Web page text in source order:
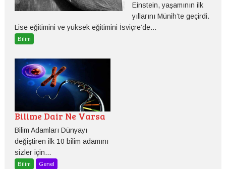
Einstein, yaşamının ilk
yıllarını Münih’te geçirdi.
Lise eğitimini ve yüksek eğitimini İsviçre’de...
Bilim
Bilime Dair Ne Varsa
Bilim Adamları Dünyayı
değiştiren ilk 10 bilim adamını
sizler için...
Bilim Genel